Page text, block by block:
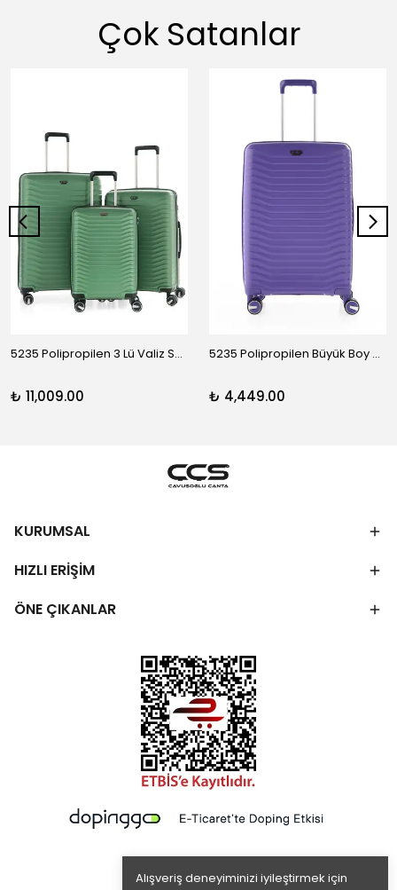
Alışveriş deneyiminizi iyileştirmek için
Çok Satanlar
5235 Polipropilen 3 Lü Valiz Seti
₺ 11,009.00
5235 Polipropilen Büyük Boy Valiz
₺ 4,449.00
KURUMSAL
HIZLI ERİŞİM
ÖNE ÇIKANLAR